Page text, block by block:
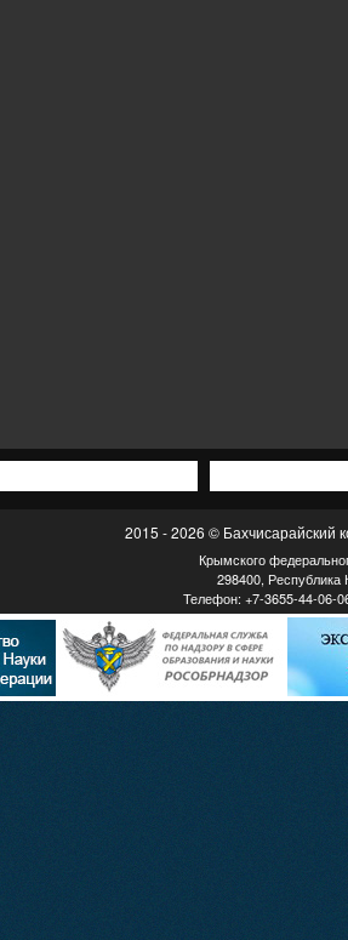
2015 - 2026 © Бахчисарайский
Крымского
298400, Республика
Телефон: +7-3655-44-06-